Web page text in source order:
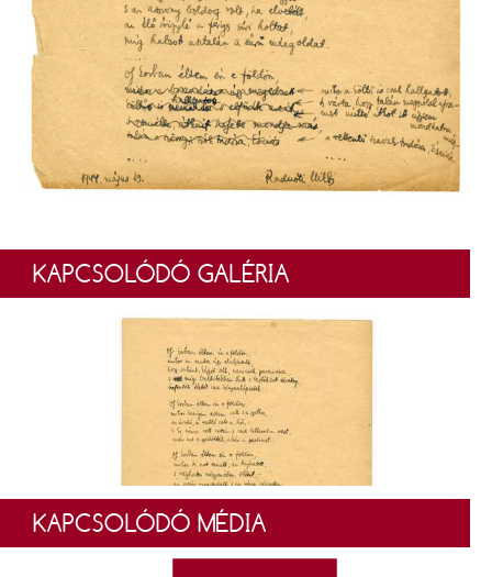
KAPCSOLÓDÓ GALÉRIA
KAPCSOLÓDÓ MÉDIA